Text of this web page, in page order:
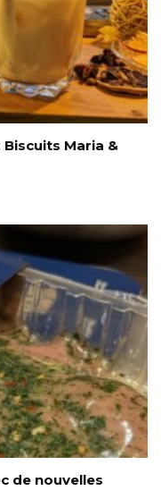
Biscuits Maria &
de nouvelles